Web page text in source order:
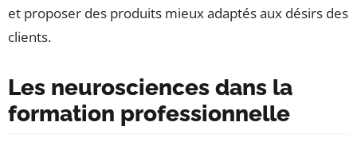
et proposer des produits mieux adaptés aux désirs des
clients.
Les neurosciences dans la
formation professionnelle